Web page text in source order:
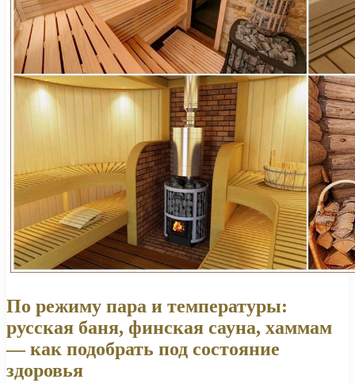
По режиму пара и температуры:
русская баня, финская сауна, хаммам
— как подобрать под состояние
здоровья